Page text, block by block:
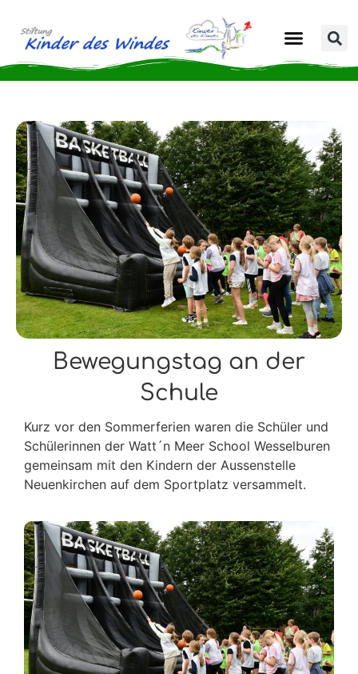
Bewegungstag an der
Schule
Kurz vor den Sommerferien waren die Schüler und
Schülerinnen der Watt´n Meer School Wesselburen
gemeinsam mit den Kindern der Aussenstelle
Neuenkirchen auf dem Sportplatz versammelt.